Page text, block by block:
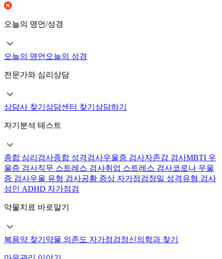
오늘의 명언/성경
오늘의 명언 오늘의 성경
전문가와 심리상담
상담사 찾기 상담센터 찾기 상담하기
자기분석 테스트
종합 심리검사종합 성격검사우울증 검사자존감 검사MBTI 우
울증 검사직무 스트레스 검사취업 스트레스 검사코로나 우울
증 검사우울 유형 검사공황 증상 자가점검정밀 성격유형 검사
성인 ADHD 자가점검
약물치료 바로알기
복용약 찾기 약물 의존도 자가점검정신의학과 찾기